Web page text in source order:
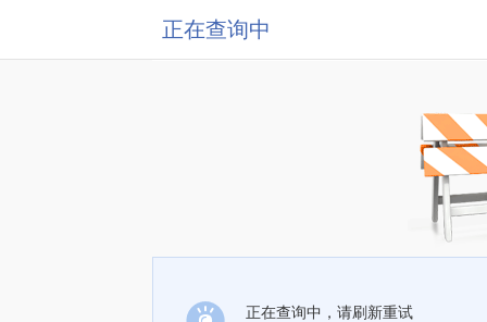
正在查询中
正在查询中，请刷新重试